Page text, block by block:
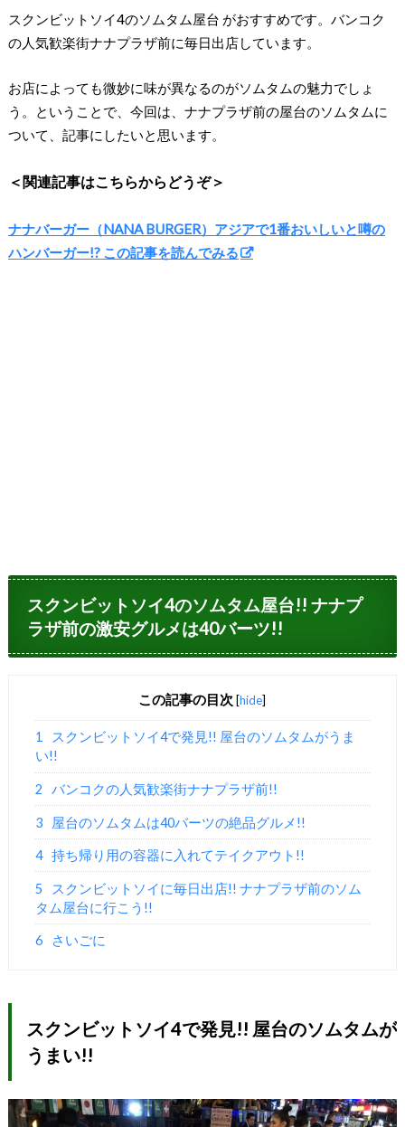
スクンビットソイ4のソムタム屋台 がおすすめです。バンコク
の人気歓楽街ナナプラザ前に毎日出店しています。
お店によっても微妙に味が異なるのがソムタムの魅力でしょ
う。ということで、今回は、ナナプラザ前の屋台のソムタムに
ついて、記事にしたいと思います。
＜関連記事はこちらからどうぞ＞
ナナバーガー（NANA BURGER）アジアで1番おいしいと噂の
ハンバーガー!? この記事を読んでみる
スクンビットソイ4のソムタム屋台!! ナナプ
ラザ前の激安グルメは40バーツ!!
この記事の目次 [hide]
1
スクンビットソイ4で発見!! 屋台のソムタムがうま
い!!
2 バンコクの人気歓楽街ナナプラザ前!!
3 屋台のソムタムは40バーツの絶品グルメ!!
4 持ち帰り用の容器に入れてテイクアウト!!
5
スクンビットソイに毎日出店!! ナナプラザ前のソム
タム屋台に行こう!!
6 さいごに
スクンビットソイ4で発見!! 屋台のソムタムが
うまい!!